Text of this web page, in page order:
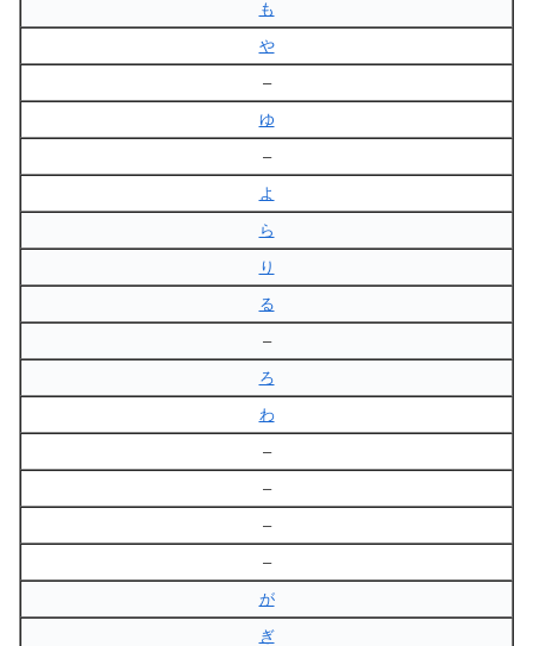
も
や
–
ゆ
–
よ
ら
り
る
–
ろ
わ
–
–
–
–
が
ぎ